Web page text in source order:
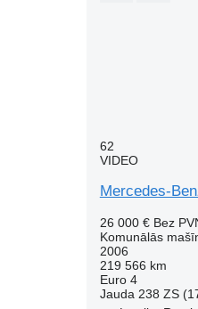
62
VIDEO
Mercedes-
26 000 € Bez
Komunālās
2006
219 566 km
Euro 4
Jauda 238 ZS